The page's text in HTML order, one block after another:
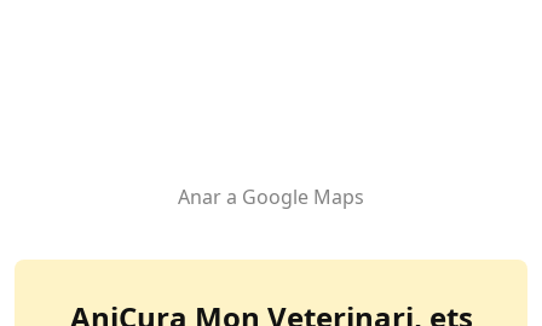
Anar a Google Maps
AniCura Mon Veterinari, ets